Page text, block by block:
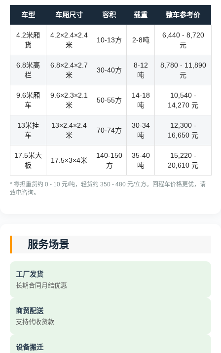
车型 车厢尺寸 容积 载重 整车参考价
4.2米厢
货
4.2×2.4×2.4
米
10-13方 2-8吨
6,440 - 8,720
元
6.8米高
栏
6.8×2.4×2.7
米
30-40方
8-12
吨
8,780 - 11,890
元
9.6米厢
车
9.6×2.3×2.1
米
50-55方
14-18
吨
10,540 -
14,270 元
13米挂
车
13×2.4×2.4
米
70-74方
30-34
吨
12,300 -
16,650 元
17.5米大
板
17.5×3×4米
140-150
方
35-40
吨
15,220 -
20,610 元
* 零担重货约 0 - 10 元/吨，轻货约 350 - 480 元/立方。回程车价格更优，请
致电咨询。
服务场景
工厂发货
长期合同月结优惠
商贸配送
支持代收货款
设备搬迁